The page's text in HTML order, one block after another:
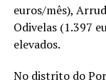
euros/mês),
Odivelas (1.397
elevados.
No distrito do